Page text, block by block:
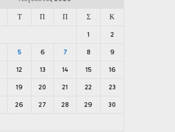
Τ Π Π Σ Κ
1 2
5 6 7 8 9
12 13 14 15 16
19 20 21 22 23
26 27 28 29 30